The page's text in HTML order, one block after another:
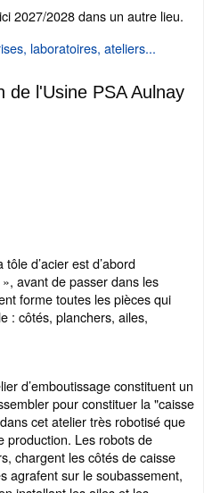
2027/2028 dans un autre lieu.
laboratoires, ateliers...
de l'Usine PSA Aulnay
d’acier est d’abord
avant de passer dans les
forme toutes les pièces qui
: côtés, planchers, ailes,
d’emboutissage constituent un
pour constituer la "caisse
cet atelier très robotisé que
production. Les robots de
chargent les côtés de caisse
agrafent sur le soubassement,